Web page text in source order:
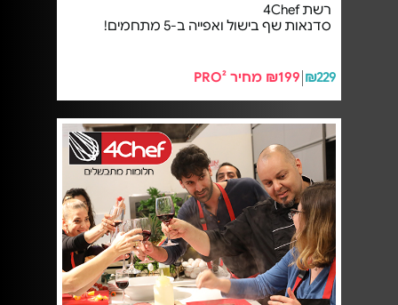
רשת 4Chef
סדנאות שף בישול ואפייה ב-5 מתחמים!
₪229 ₪199 מחיר PRO²